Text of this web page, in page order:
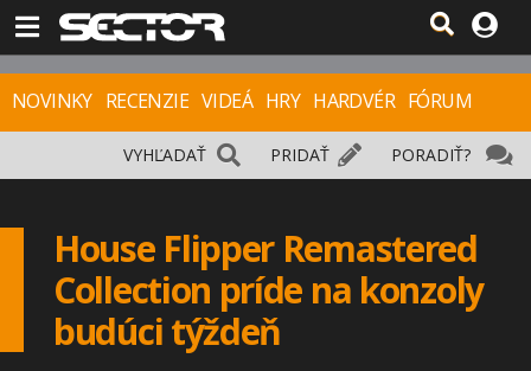
NOVINKY RECENZIE VIDEÁ HRY HARDVÉR FÓRUM
PORADIŤ?
PRIDAŤ
VYHĽADAŤ
House Flipper Remastered
Collection príde na konzoly
budúci týždeň